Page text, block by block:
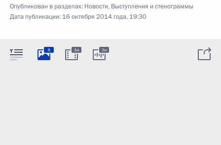
Опубликован в разделах: Новости, Выступления и стенограммы
Дата публикации: 16 октября 2014 года, 19:30
8 3м 3м